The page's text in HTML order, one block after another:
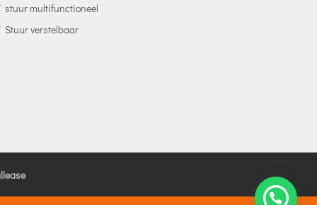
stuur multifunctioneel
Stuur verstelbaar